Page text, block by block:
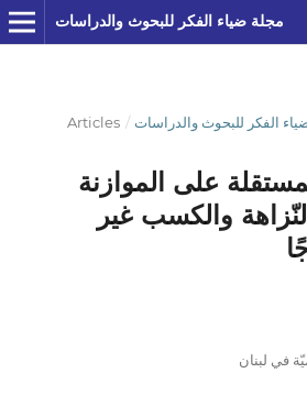
مجلة ضياء الفكر للبحوث والدراسات
/
Articles
على الموازنة
النّزاهة والكسب غير
في لبنان